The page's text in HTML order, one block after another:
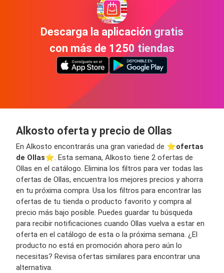
Descarga la aplicación gratis
con más de 1250 tiendas
Alkosto oferta y precio de Ollas
En Alkosto encontrarás una gran variedad de ⭐️ofertas
de Ollas⭐️. Esta semana, Alkosto tiene 2 ofertas de
Ollas en el catálogo. Elimina los filtros para ver todas las
ofertas de Ollas, encuentra los mejores precios y ahorra
en tu próxima compra. Usa los filtros para encontrar las
ofertas de tu tienda o producto favorito y compra al
precio más bajo posible. Puedes guardar tu búsqueda
para recibir notificaciones cuando Ollas vuelva a estar en
oferta en el catálogo de esta o la próxima semana. ¿El
producto no está en promoción ahora pero aún lo
necesitas? Revisa ofertas similares para encontrar una
alternativa.